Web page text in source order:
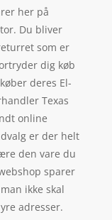
her på
Du bliver
som er
dig køb
deres El-
Texas
online
er der helt
den vare du
sparer
ikke skal
adresser.